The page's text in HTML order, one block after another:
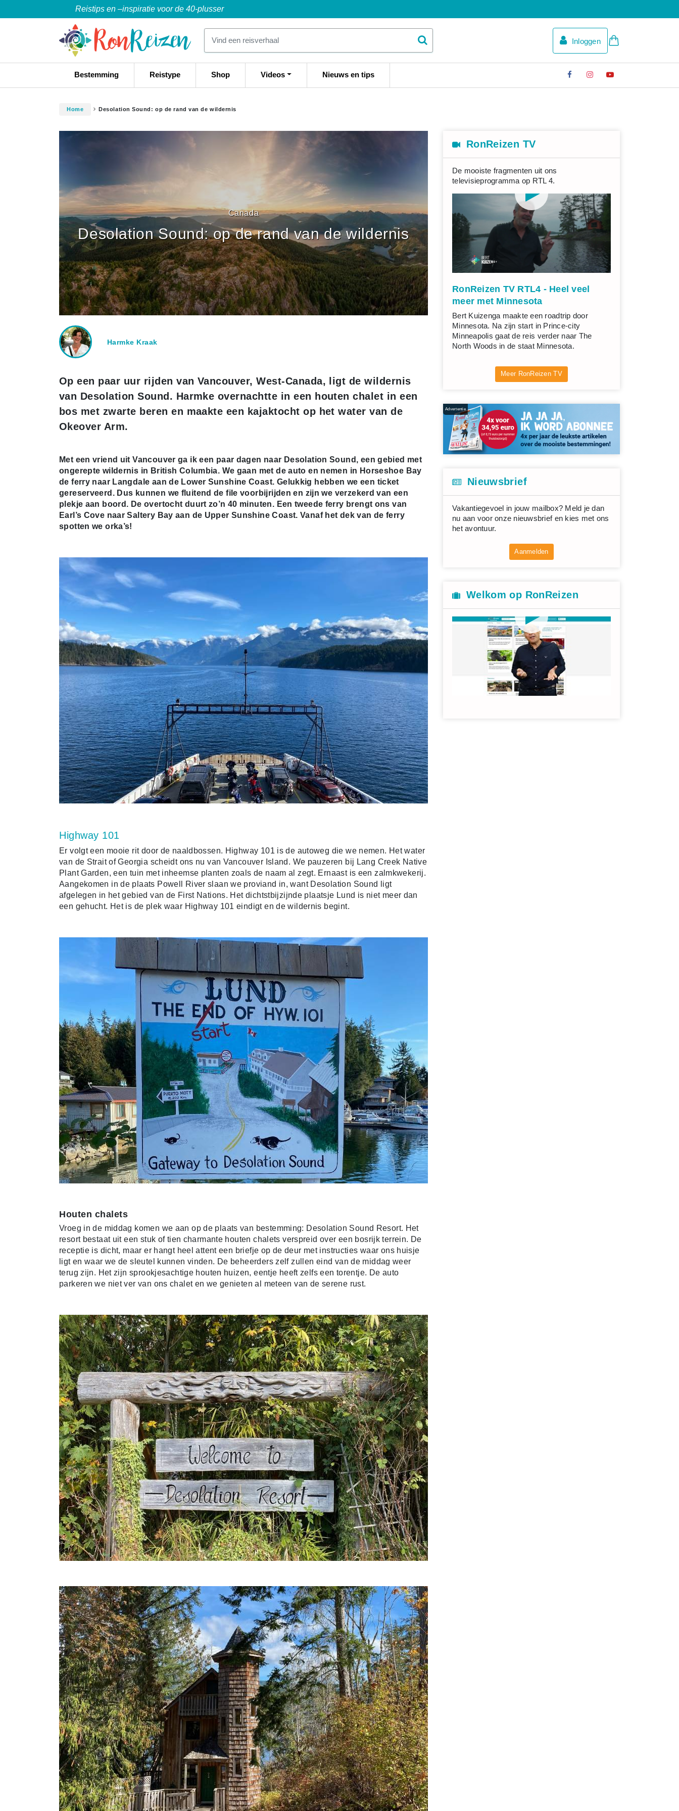
Reistips en –inspiratie voor de 40-plusser
Inloggen
Bestemming Reistype Shop Videos Nieuws en tips
Home Desolation Sound: op de rand van de wildernis
Canada
Desolation Sound: op de rand van de wildernis
Harmke Kraak
Op een paar uur rijden van Vancouver, West-Canada, ligt de wildernis
van Desolation Sound. Harmke overnachtte in een houten chalet in een
bos met zwarte beren en maakte een kajaktocht op het water van de
Okeover Arm.
Met een vriend uit Vancouver ga ik een paar dagen naar Desolation Sound, een gebied met
ongerepte wildernis in British Columbia. We gaan met de auto en nemen in Horseshoe Bay
de ferry naar Langdale aan de Lower Sunshine Coast. Gelukkig hebben we een ticket
gereserveerd. Dus kunnen we fluitend de file voorbijrijden en zijn we verzekerd van een
plekje aan boord. De overtocht duurt zo’n 40 minuten. Een tweede ferry brengt ons van
Earl’s Cove naar Saltery Bay aan de Upper Sunshine Coast. Vanaf het dek van de ferry
spotten we orka’s!
Highway 101
Er volgt een mooie rit door de naaldbossen. Highway 101 is de autoweg die we nemen. Het water
van de Strait of Georgia scheidt ons nu van Vancouver Island. We pauzeren bij Lang Creek Native
Plant Garden, een tuin met inheemse planten zoals de naam al zegt. Ernaast is een zalmkwekerij.
Aangekomen in de plaats Powell River slaan we proviand in, want Desolation Sound ligt
afgelegen in het gebied van de First Nations. Het dichtstbijzijnde plaatsje Lund is niet meer dan
een gehucht. Het is de plek waar Highway 101 eindigt en de wildernis begint.
Houten chalets
Vroeg in de middag komen we aan op de plaats van bestemming: Desolation Sound Resort. Het
resort bestaat uit een stuk of tien charmante houten chalets verspreid over een bosrijk terrein. De
receptie is dicht, maar er hangt heel attent een briefje op de deur met instructies waar ons huisje
ligt en waar we de sleutel kunnen vinden. De beheerders zelf zullen eind van de middag weer
terug zijn. Het zijn sprookjesachtige houten huizen, eentje heeft zelfs een torentje. De auto
parkeren we niet ver van ons chalet en we genieten al meteen van de serene rust.
RonReizen TV
De mooiste fragmenten uit ons
televisieprogramma op RTL 4.
RonReizen TV RTL4 - Heel veel
meer met Minnesota
Bert Kuizenga maakte een roadtrip door
Minnesota. Na zijn start in Prince-city
Minneapolis gaat de reis verder naar The
North Woods in de staat Minnesota.
Meer RonReizen TV
Advertentie
Nieuwsbrief
Vakantiegevoel in jouw mailbox? Meld je dan
nu aan voor onze nieuwsbrief en kies met ons
het avontuur.
Aanmelden
Welkom op RonReizen